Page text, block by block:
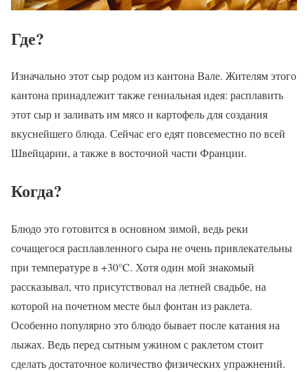
Где?
Изначально этот сыр родом из кантона Вале. Жителям этого
кантона принадлежит также гениальная идея: расплавить
этот сыр и заливать им мясо и картофель для создания
вкуснейшего блюда. Сейчас его едят повсеместно по всей
Швейцарии, а также в восточной части Франции.
Когда?
Блюдо это готовится в основном зимой, ведь реки
сочащегося расплавленного сыра не очень привлекательны
при температуре в +30°C. Хотя один мой знакомый
рассказывал, что присутствовал на летней свадьбе, на
которой на почетном месте был фонтан из раклета.
Особенно популярно это блюдо бывает после катания на
лыжах. Ведь перед сытным ужином с раклетом стоит
сделать достаточное количество физических упражнений.